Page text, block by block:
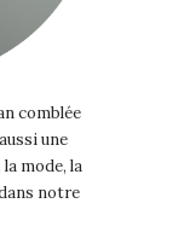
comblée
une
mode, la
notre